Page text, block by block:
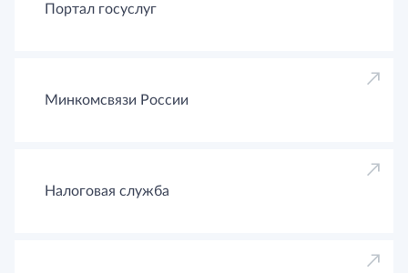
Портал госуслуг
Минкомсвязи России
Налоговая служба